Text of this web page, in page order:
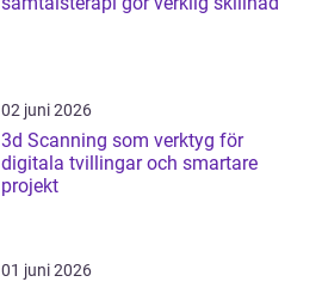
02 juni 2026
3d Scanning som verktyg för
digitala tvillingar och smartare
projekt
01 juni 2026